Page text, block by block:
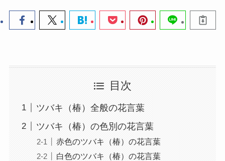
目次
ツバキ（椿）全般の花言葉
ツバキ（椿）の色別の花言葉
赤色のツバキ（椿）の花言葉
白色のツバキ（椿）の花言葉